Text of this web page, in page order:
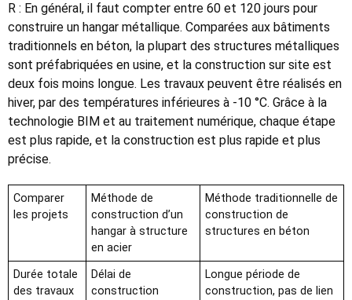
R : En général, il faut compter entre 60 et 120 jours pour
construire un hangar métallique. Comparées aux bâtiments
traditionnels en béton, la plupart des structures métalliques
sont préfabriquées en usine, et la construction sur site est
deux fois moins longue. Les travaux peuvent être réalisés en
hiver, par des températures inférieures à -10 °C. Grâce à la
technologie BIM et au traitement numérique, chaque étape
est plus rapide, et la construction est plus rapide et plus
précise.
Comparer
les projets
Méthode de
construction d’un
hangar à structure
en acier
Méthode traditionnelle de
construction de
structures en béton
Durée totale
des travaux
Délai de
construction
Longue période de
construction, pas de lien